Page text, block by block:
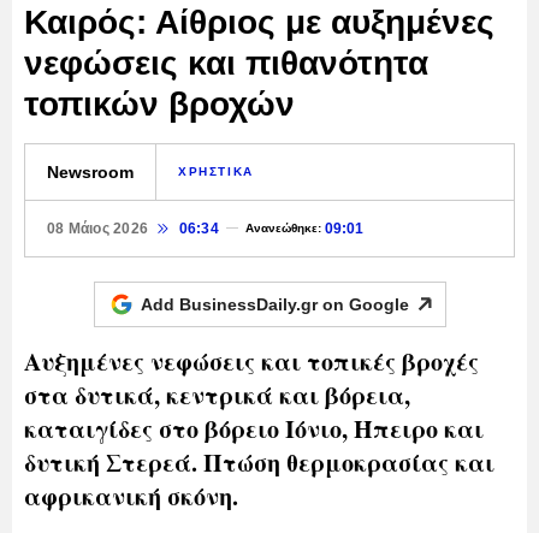
Καιρός: Αίθριος με αυξημένες
νεφώσεις και πιθανότητα
τοπικών βροχών
Newsroom ΧΡΗΣΤΙΚΑ
08 Μάιος 2026 06:34 Ανανεώθηκε:09:01
Add BusinessDaily.gr on Google
Αυξημένες νεφώσεις και τοπικές βροχές
στα δυτικά, κεντρικά και βόρεια,
καταιγίδες στο βόρειο Ιόνιο, Ήπειρο και
δυτική Στερεά. Πτώση θερμοκρασίας και
αφρικανική σκόνη.